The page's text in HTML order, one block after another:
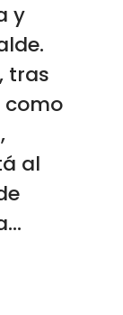
y
tras
al